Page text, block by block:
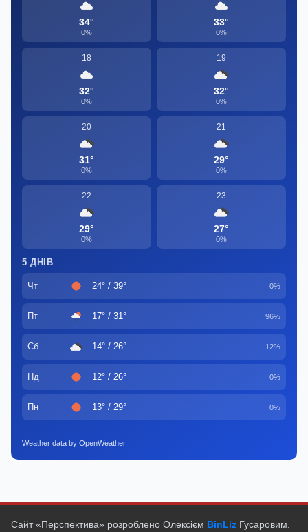
34°
0%
33°
0%
18
32°
0%
19
32°
0%
20
31°
0%
21
29°
0%
22
29°
0%
23
27°
0%
5 ДНІВ
Чт 24° / 39° 0%
Пт 17° / 31° 96%
Сб 14° / 26° 12%
Нд 12° / 26° 0%
Пн 13° / 29° 0%
Weather data by OpenWeather
Сайт «Перспектива» розроблено Олексієм BinLiz Гусаровим.